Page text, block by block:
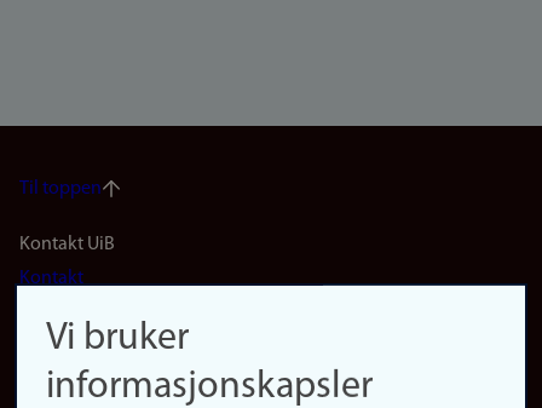
Til toppen
Footer
(no)
Kontakt UiB
Kontakt
Finn forsker
Presse
Vi bruker
informasjonskapsler